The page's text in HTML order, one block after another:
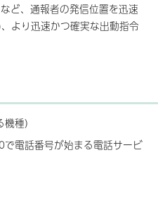
ど、通報者の発信位置を迅速
より迅速かつ確実な出動指令
種）
電話番号が始まる電話サービ